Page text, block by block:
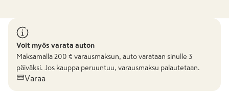
Voit myös varata auton
Maksamalla 200 € varausmaksun, auto varataan sinulle 3
päiväksi. Jos kauppa peruuntuu, varausmaksu palautetaan.
Varaa